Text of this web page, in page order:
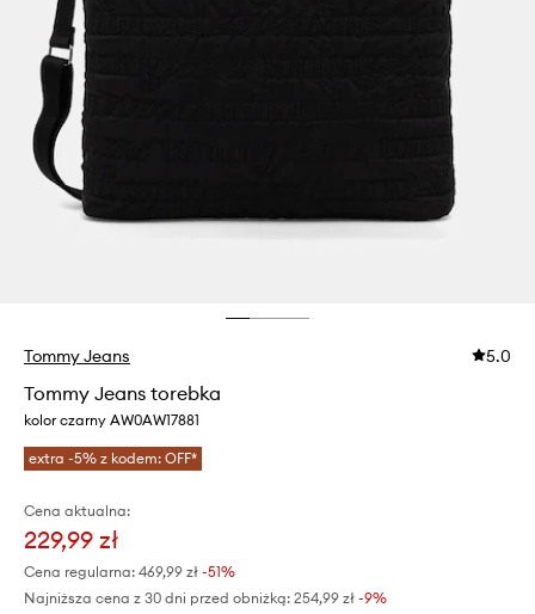
Tommy Jeans 5.0
Tommy Jeans torebka
kolor czarny AW0AW17881
extra -5% z kodem: OFF*
Cena aktualna:
229,99 zł
Cena regularna: 469,99 zł -51%
Najniższa cena z 30 dni przed obniżką: 254,99 zł -9%